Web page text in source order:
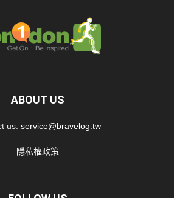
ABOUT US
us: service@bravelog.tw
隱私權政策